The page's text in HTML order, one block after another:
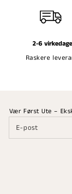
2-6
Raskere
Vær Først Ute –
E-post